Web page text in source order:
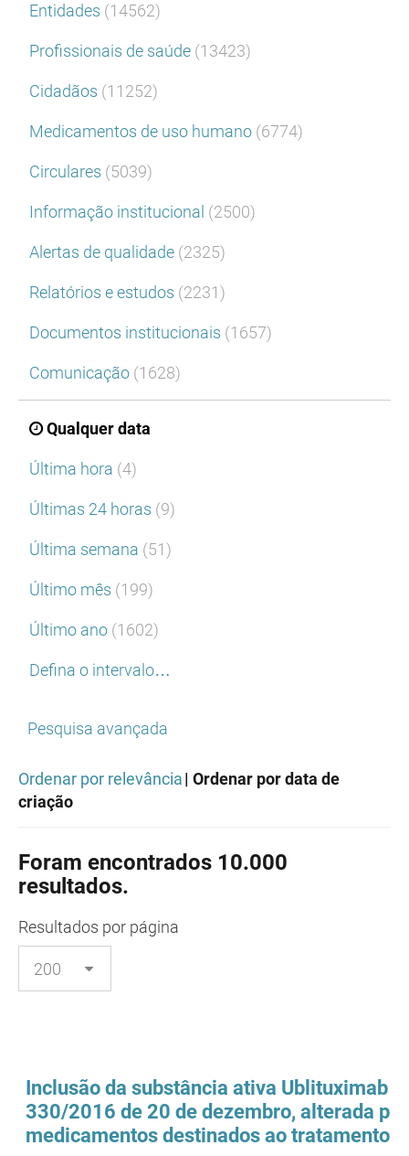
Entidades (14562)
Profissionais de saúde (13423)
Cidadãos (11252)
Medicamentos de uso humano (6774)
Circulares (5039)
Informação institucional (2500)
Alertas de qualidade (2325)
Relatórios e estudos (2231)
Documentos institucionais (1657)
Comunicação (1628)
Qualquer data
Última hora (4)
Últimas 24 horas (9)
Última semana (51)
Último mês (199)
Último ano (1602)
Defina o intervalo…
Pesquisa avançada
Ordenar por relevância| Ordenar por data de
criação
Foram encontrados 10.000
resultados.
Resultados por página
Inclusão da substância ativa Ublituximab
330/2016 de 20 de dezembro, alterada
medicamentos destinados ao tratamento